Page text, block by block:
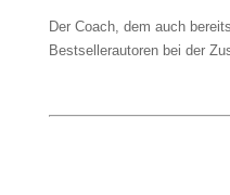
Der Coach, dem auch
Bestsellerautoren bei der